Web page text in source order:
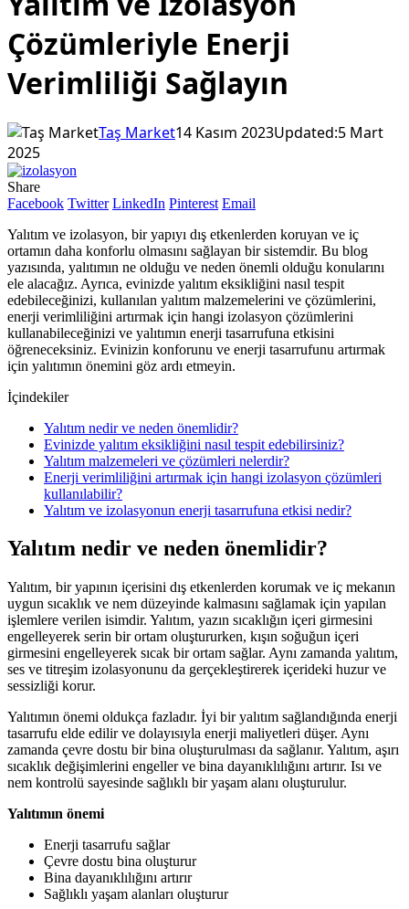
Çözümleriyle Enerji
Verimliliği Sağlayın
Taş Market14 Kasım 2023Updated:5 Mart
2025
Share
Facebook Twitter LinkedIn Pinterest Email
Yalıtım ve izolasyon, bir yapıyı dış etkenlerden koruyan ve iç
ortamın daha konforlu olmasını sağlayan bir sistemdir. Bu blog
yazısında, yalıtımın ne olduğu ve neden önemli olduğu konularını
ele alacağız. Ayrıca, evinizde yalıtım eksikliğini nasıl tespit
edebileceğinizi, kullanılan yalıtım malzemelerini ve çözümlerini,
enerji verimliliğini artırmak için hangi izolasyon çözümlerini
kullanabileceğinizi ve yalıtımın enerji tasarrufuna etkisini
öğreneceksiniz. Evinizin konforunu ve enerji tasarrufunu artırmak
için yalıtımın önemini göz ardı etmeyin.
İçindekiler
Yalıtım nedir ve neden önemlidir?
Evinizde yalıtım eksikliğini nasıl tespit edebilirsiniz?
Yalıtım malzemeleri ve çözümleri nelerdir?
Enerji verimliliğini artırmak için hangi izolasyon çözümleri
kullanılabilir?
Yalıtım ve izolasyonun enerji tasarrufuna etkisi nedir?
Yalıtım nedir ve neden önemlidir?
Yalıtım, bir yapının içerisini dış etkenlerden korumak ve iç mekanın
uygun sıcaklık ve nem düzeyinde kalmasını sağlamak için yapılan
işlemlere verilen isimdir. Yalıtım, yazın sıcaklığın içeri girmesini
engelleyerek serin bir ortam oluştururken, kışın soğuğun içeri
girmesini engelleyerek sıcak bir ortam sağlar. Aynı zamanda yalıtım,
ses ve titreşim izolasyonunu da gerçekleştirerek içerideki huzur ve
sessizliği korur.
Yalıtımın önemi oldukça fazladır. İyi bir yalıtım sağlandığında enerji
tasarrufu elde edilir ve dolayısıyla enerji maliyetleri düşer. Aynı
zamanda çevre dostu bir bina oluşturulması da sağlanır. Yalıtım, aşırı
sıcaklık değişimlerini engeller ve bina dayanıklılığını artırır. Isı ve
nem kontrolü sayesinde sağlıklı bir yaşam alanı oluşturulur.
Yalıtımın önemi
Enerji tasarrufu sağlar
Çevre dostu bina oluşturur
Bina dayanıklılığını artırır
Sağlıklı yaşam alanları oluşturur